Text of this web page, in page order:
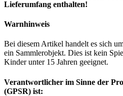
Lieferumfang enthalten!
Warnhinweis
Bei diesem Artikel handelt es sich
ein Sammlerobjekt. Dies ist kein
Kinder unter 15 Jahren geeignet.
Verantwortlicher im Sinne der
(GPSR) ist: